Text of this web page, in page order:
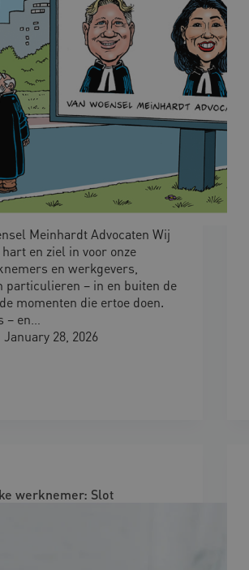
Meinhardt Advocaten Wij
en ziel in voor onze
en werkgevers,
particulieren – in en buiten de
momenten die ertoe doen.
en…
January 28, 2026
werknemer: Slot